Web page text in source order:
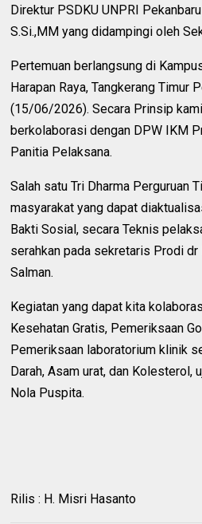
Direktur PSDKU UNPRI
S.Si.,MM yang didampingi oleh
Pertemuan berlangsung di
Harapan Raya, Tangkerang Timur
(15/06/2026). Secara Prinsip
berkolaborasi dengan DPW IKM
Panitia Pelaksana.
Salah satu Tri Dharma Perguruan
masyarakat yang dapat
Bakti Sosial, secara Teknis
serahkan pada sekretaris Prodi dr
Salman.
Kegiatan yang dapat kita
Kesehatan Gratis, Pemeriksaan
Pemeriksaan laboratorium klinik
Darah, Asam urat, dan Kolesterol,
Nola Puspita.
Rilis : H. Misri Hasanto